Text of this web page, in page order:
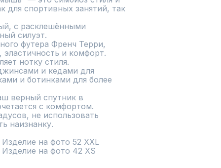
для спортивных занятий, так
с расклешёнными
силуэт.
футера Френч Терри,
эластичность и комфорт.
нотку стиля.
и кедами для
и ботинками для более
верный спутник в
с комфортом.
не использовать
наизнанку.
на фото 52 XXL
на фото 42 XS